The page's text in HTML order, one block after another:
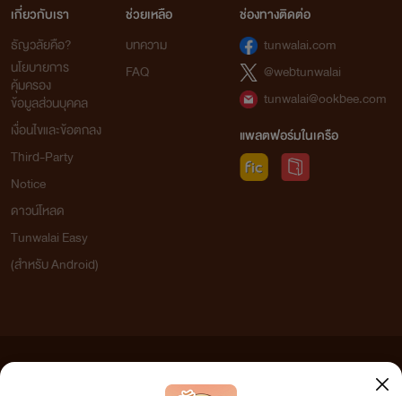
เกี่ยวกับเรา
ธัญวลัยคือ?
นโยบายการ
คุ้มครอง
ข้อมูลส่วนบุคคล
เงื่อนไขและข้อตกลง
Third-Party
Notice
ดาวน์โหลด
Tunwalai Easy
(สำหรับ Android)
ช่วยเหลือ
บทความ
FAQ
ช่องทางติดต่อ
tunwalai.com
@webtunwalai
tunwalai@ookbee.com
แพลตฟอร์มในเครือ
เว็บไซต์แห่งนี้ไม่ได้เห็นด้วยและไม่ขอรับผิดชอบต่อข้อความใดๆ ทั้งสิ้น ดังนั้นผู้อ่านทุกท่านโปรดใช้